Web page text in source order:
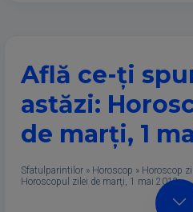
Află ce-ţi
astăzi:
de marţi, 1
Sfatulparintilor » Horoscop » Horoscop
Horoscopul zilei de marţi, 1 mai 2012